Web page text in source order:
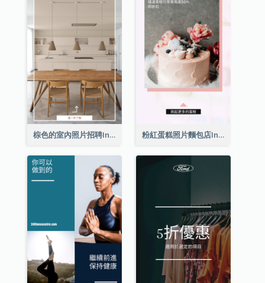
棕色的室內照片招聘Instagram限時動態 粉紅蛋糕照片麵包店Instagram限時動態